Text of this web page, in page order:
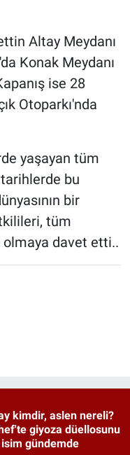
Altay Meydanı
Konak Meydanı
ise 28
Otoparkı'nda
yaşayan tüm
bu
bir
tüm
davet etti..
kimdir, aslen nereli?
giyoza düellosunu
gündemde